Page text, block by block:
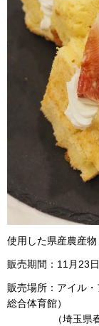
使用した県産農産
販売期間：11月23日
販売場所：アイル
総合体育館）
（埼玉県春日